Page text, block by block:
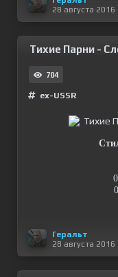
28 августа 2016
Тихие Парни -
704
ex-USSR
Геральт
28 августа 2016